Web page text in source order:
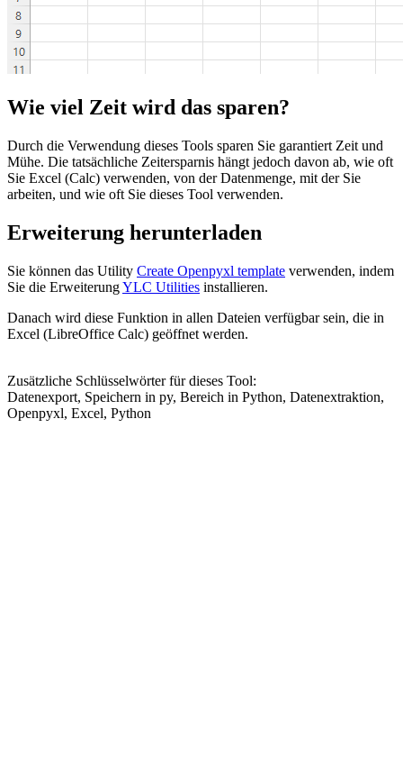
Wie viel Zeit wird das sparen?
Durch die Verwendung dieses Tools sparen Sie garantiert Zeit und
Mühe. Die tatsächliche Zeitersparnis hängt jedoch davon ab, wie oft
Sie Excel (Calc) verwenden, von der Datenmenge, mit der Sie
arbeiten, und wie oft Sie dieses Tool verwenden.
Erweiterung herunterladen
Sie können das Utility Create Openpyxl template verwenden, indem
Sie die ErweiterungYLC Utilities installieren.
Danach wird diese Funktion in allen Dateien verfügbar sein, die in
Excel (LibreOffice Calc) geöffnet werden.
Zusätzliche Schlüsselwörter für dieses Tool:
Datenexport, Speichern in py, Bereich in Python, Datenextraktion,
Openpyxl, Excel, Python